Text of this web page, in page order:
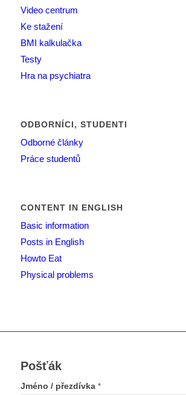
Video centrum
Ke stažení
BMI kalkulačka
Testy
Hra na psychiatra
ODBORNÍCI, STUDENTI
Odborné články
Práce studentů
CONTENT IN ENGLISH
Basic information
Posts in English
Howto Eat
Physical problems
Pošťák
Jméno / přezdívka *